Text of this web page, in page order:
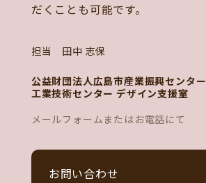
だくことも可能です。
担当 田中 志保
公益財団法人広島市産業振興センター
工業技術センター デザイン支援室
メールフォームまたはお電話にて
お問い合わせ